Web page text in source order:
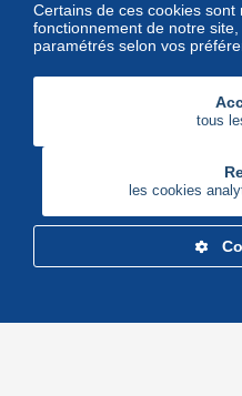
Certains de ces cookies sont
fonctionnement de notre
paramétrés selon vos
tous
les cookies